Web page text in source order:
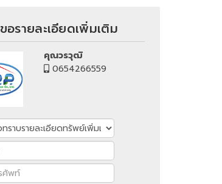
ขอรายละเอียดเพิ่มเติม
คุณวรวุฒิ
0654266559